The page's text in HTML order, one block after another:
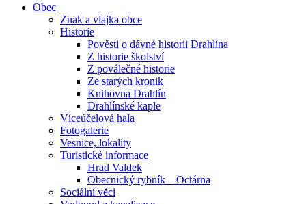
Obec
Znak a vlajka obce
Historie
Pověsti o dávné historii Drahlína
Z historie školství
Z poválečné historie
Ze starých kronik
Knihovna Drahlín
Drahlínské kaple
Víceúčelová hala
Fotogalerie
Vesnice, lokality
Turistické informace
Hrad Valdek
Obecnický rybník – Octárna
Sociální věci